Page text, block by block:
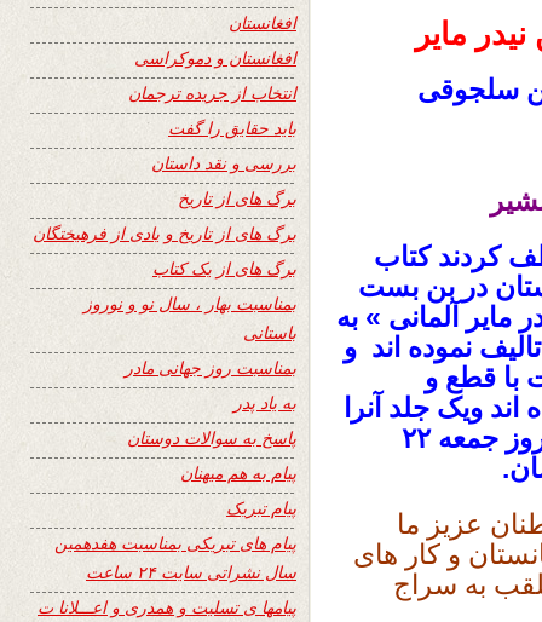
مایر
سلجوقی
کردند کتاب
در بن بست
آلمانی » به
نموده اند و
با قطع و
نموده اند ویک جلد آنرا
توسط پست برای بنده ارسال کردند که روز جمعه ۲۲
عزیز ما
و کار های
به سراج
افغانستان
افغانستان و دموکراسی
انتخاب از جریده ترجمان
باید حقایق را گفت
بررسی و نقد داستان
برگ های از تاریخ
برگ های از تاریخ و یادی از فرهیختگان
برگ های از یک کتاب
بمناسبت بهار ، سال نو و نوروز
باستانی
بمناسبت روز جهانی مادر
به یاد پدر
پاسخ به سوالات دوستان
پیام به هم میهنان
پیام تبریک
پیام های تبریکی بمناسبت هفدهمین
سال نشراتی سایت ۲۴ ساعت
پیامها ی تسلیت و همدری و اعـــلانا ت